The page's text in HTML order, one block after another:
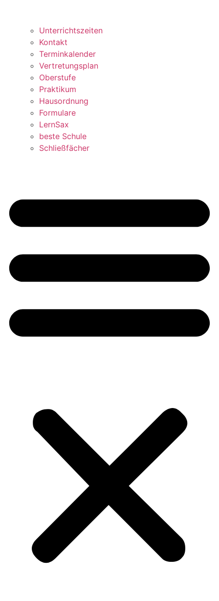
Unterrichtszeiten
Kontakt
Terminkalender
Vertretungsplan
Oberstufe
Praktikum
Hausordnung
Formulare
LernSax
beste Schule
Schließfächer